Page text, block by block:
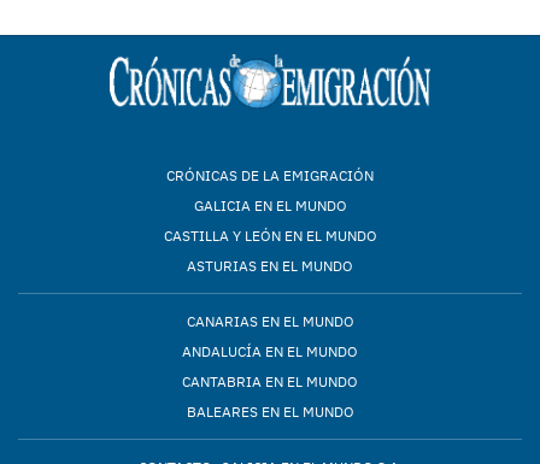
CRÓNICAS DE LA EMIGRACIÓN
GALICIA EN EL MUNDO
CASTILLA Y LEÓN EN EL MUNDO
ASTURIAS EN EL MUNDO
CANARIAS EN EL MUNDO
ANDALUCÍA EN EL MUNDO
CANTABRIA EN EL MUNDO
BALEARES EN EL MUNDO